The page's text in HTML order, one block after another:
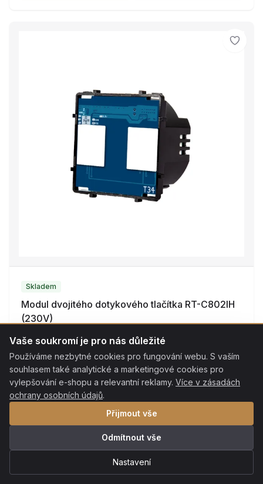
Skladem
Modul dvojitého dotykového tlačítka RT-C802IH
(230V)
1 090 Kč
Do košíku
Vaše soukromí je pro nás důležité
Používáme nezbytné cookies pro fungování webu. S vaším
souhlasem také analytické a marketingové cookies pro
vylepšování e-shopu a relevantní reklamy. Více v zásadách
ochrany osobních údajů.
Přijmout vše
Odmítnout vše
Nastavení